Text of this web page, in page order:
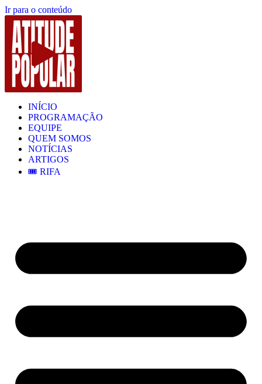
Ir para o conteúdo
INÍCIO
PROGRAMAÇÃO
EQUIPE
QUEM SOMOS
NOTÍCIAS
ARTIGOS
🎟️ RIFA